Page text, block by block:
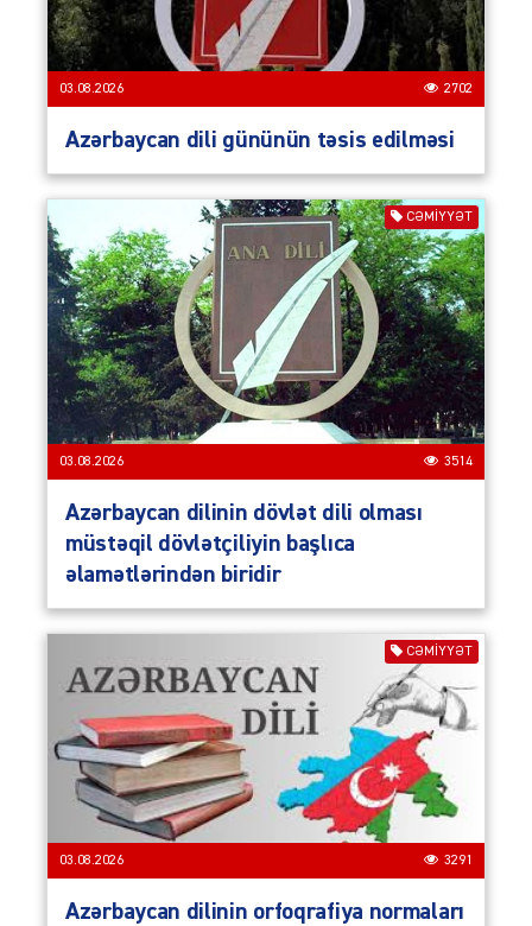
03.08.2026 2702
Azərbaycan dili gününün təsis edilməsi
CƏMIYYƏT
03.08.2026 3514
Azərbaycan dilinin dövlət dili olması
müstəqil dövlətçiliyin başlıca
əlamətlərindən biridir
CƏMIYYƏT
03.08.2026 3291
Azərbaycan dilinin orfoqrafiya normaları